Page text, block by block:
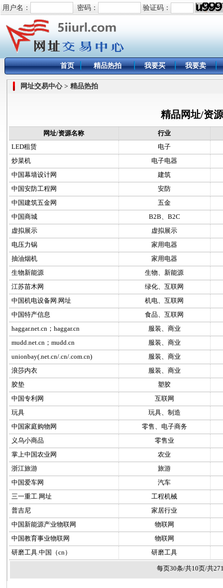
用户名： 密码： 验证码：
首页 精品热拍 我要买 我要卖
网址交易中心 > 精品热拍
精品网址/资源
网址/资源名称
行业
LED租赁
电子
炒菜机
电子电器
中国幕墙设计网
建筑
中国安防工程网
安防
中国建筑五金网
五金
中国商城
B2B、B2C
虚拟展示
虚拟展示
电压力锅
家用电器
抽油烟机
家用电器
生物新能源
生物、新能源
江苏苗木网
绿化、互联网
中国机电设备网.网址
机电、互联网
中国特产信息
食品、互联网
haggar.net.cn；haggar.cn
服装、商业
mudd.net.cn；mudd.cn
服装、商业
unionbay(.net.cn/.cn/.com.cn)
服装、商业
浪莎内衣
服装、商业
胶垫
塑胶
中国专利网
互联网
玩具
玩具、制造
中国家庭购物网
零售、电子商务
义乌小商品
零售业
掌上中国农业网
农业
浙江旅游
旅游
中国爱车网
汽车
三一重工.网址
工程机械
普吉尼
家居行业
中国新能源产业物联网
物联网
中国教育事业物联网
物联网
研磨工具.中国（cn）
研磨工具
每页30条/共10页/共